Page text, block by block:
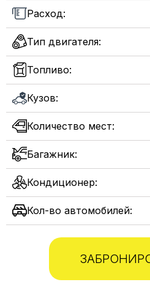
Расход:
Тип двигателя:
Топливо:
Кузов:
Количество мест:
Багажник:
Кондиционер:
Кол-во автомобилей: